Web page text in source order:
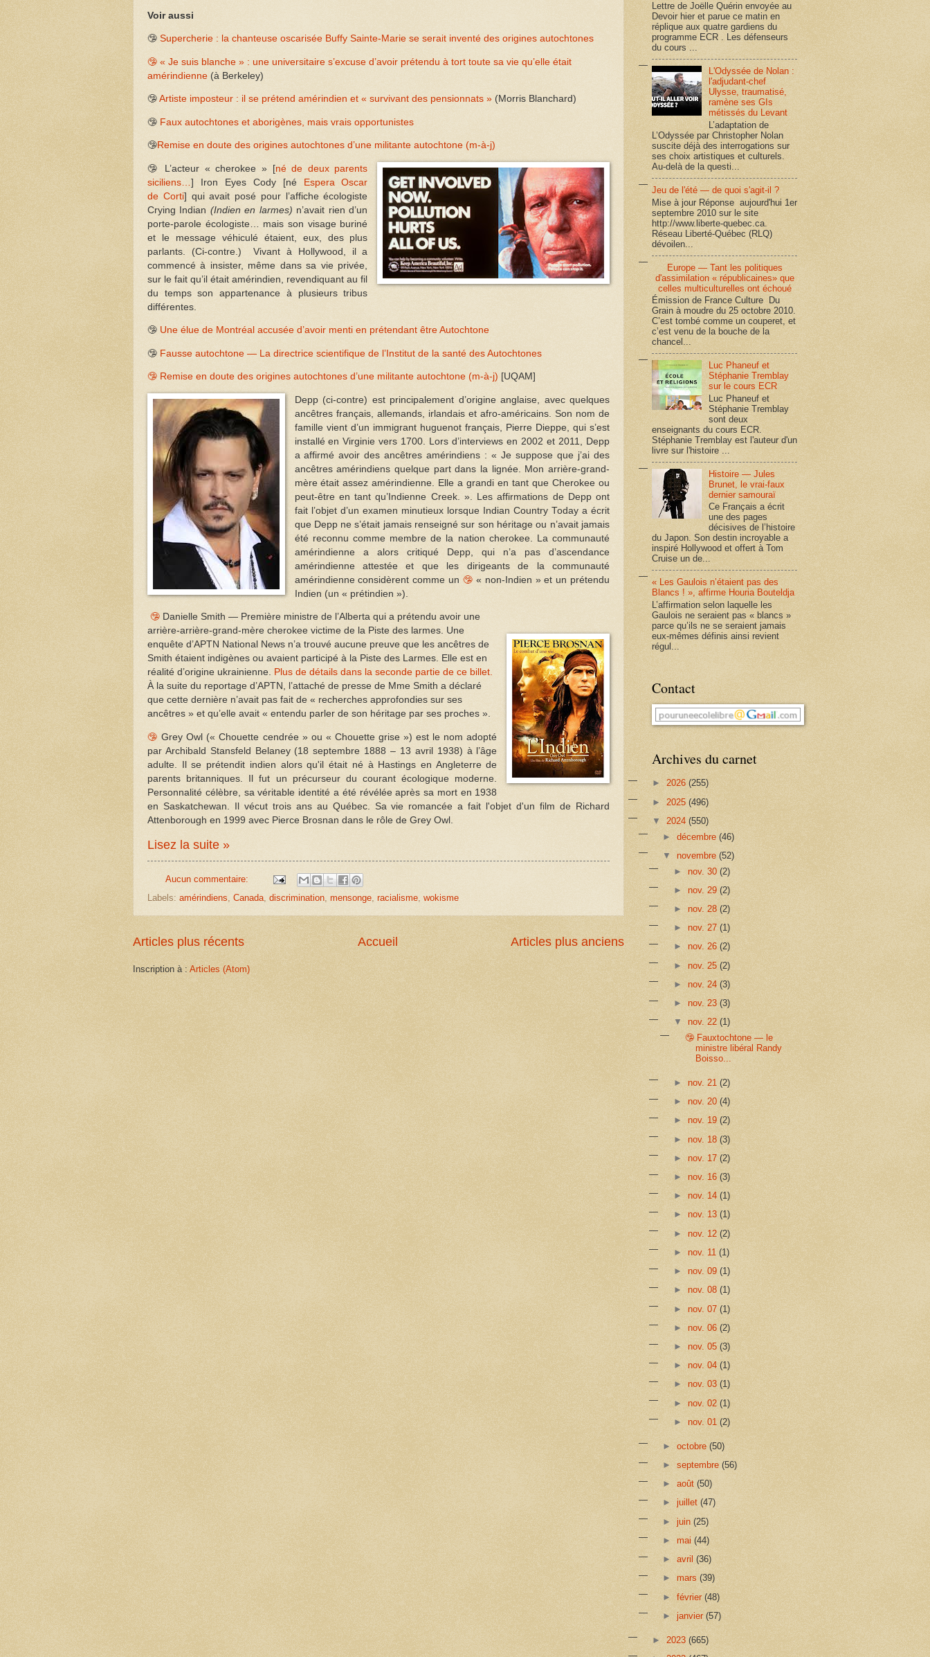
Voir aussi
🤥 Supercherie : la chanteuse oscarisée Buffy Sainte-Marie se serait inventé des origines autochtones
🤥 « Je suis blanche » : une universitaire s’excuse d’avoir prétendu à tort toute sa vie qu’elle était
amérindienne (à Berkeley)
🤥 Artiste imposteur : il se prétend amérindien et « survivant des pensionnats » (Morris Blanchard)
🤥 Faux autochtones et aborigènes, mais vrais opportunistes
🤥Remise en doute des origines autochtones d’une militante autochtone (m-à-j)
🤥 L’acteur « cherokee » [né de deux parents
siciliens… ] Iron Eyes Cody [né Espera Oscar
de Corti] qui avait posé pour l’affiche écologiste
Crying Indian (Indien en larmes) n’avait rien d’un
porte-parole écologiste… mais son visage buriné
et le message véhiculé étaient, eux, des plus
parlants. (Ci-contre.) Vivant à Hollywood, il a
commencé à insister, même dans sa vie privée,
sur le fait qu’il était amérindien, revendiquant au fil
du temps son appartenance à plusieurs tribus
différentes.
🤥 Une élue de Montréal accusée d’avoir menti en prétendant être Autochtone
🤥 Fausse autochtone — La directrice scientifique de l’Institut de la santé des Autochtones
🤥 Remise en doute des origines autochtones d’une militante autochtone (m-à-j) [UQAM]
Depp (ci-contre) est principalement d’origine anglaise, avec quelques
ancêtres français, allemands, irlandais et afro-américains. Son nom de
famille vient d’un immigrant huguenot français, Pierre Dieppe, qui s’est
installé en Virginie vers 1700. Lors d’interviews en 2002 et 2011, Depp
a affirmé avoir des ancêtres amérindiens : « Je suppose que j’ai des
ancêtres amérindiens quelque part dans la lignée. Mon arrière-grand-
mère était assez amérindienne. Elle a grandi en tant que Cherokee ou
peut-être en tant qu’Indienne Creek. ». Les affirmations de Depp ont
fait l’objet d’un examen minutieux lorsque Indian Country Today a écrit
que Depp ne s’était jamais renseigné sur son héritage ou n’avait jamais
été reconnu comme membre de la nation cherokee. La communauté
amérindienne a alors critiqué Depp, qui n’a pas d’ascendance
amérindienne attestée et que les dirigeants de la communauté
amérindienne considèrent comme un 🤥 « non-Indien » et un prétendu
Indien (un « prétindien »).
🤥 Danielle Smith — Première ministre de l’Alberta qui a prétendu avoir une
arrière-arrière-grand-mère cherokee victime de la Piste des larmes. Une
enquête d’APTN National News n’a trouvé aucune preuve que les ancêtres de
Smith étaient indigènes ou avaient participé à la Piste des Larmes. Elle est en
réalité d’origine ukrainienne. Plus de détails dans la seconde partie de ce billet.
À la suite du reportage d’APTN, l’attaché de presse de Mme Smith a déclaré
que cette dernière n’avait pas fait de « recherches approfondies sur ses
ancêtres » et qu’elle avait « entendu parler de son héritage par ses proches ».
🤥 Grey Owl (« Chouette cendrée » ou « Chouette grise ») est le nom adopté
par Archibald Stansfeld Belaney (18 septembre 1888 – 13 avril 1938) à l’âge
adulte. Il se prétendit indien alors qu'il était né à Hastings en Angleterre de
parents britanniques. Il fut un précurseur du courant écologique moderne.
Personnalité célèbre, sa véritable identité a été révélée après sa mort en 1938
en Saskatchewan. Il vécut trois ans au Québec. Sa vie romancée a fait l'objet d'un film de Richard
Attenborough en 1999 avec Pierce Brosnan dans le rôle de Grey Owl.
Lisez la suite »
Aucun commentaire:
Labels: amérindiens Canada discrimination mensonge racialisme wokisme
Articles plus récents Articles plus anciens
Accueil
Inscription à : Articles (Atom)
Lettre de Joëlle Quérin envoyée au
Devoir hier et parue ce matin en
réplique aux quatre gardiens du
programme ECR . Les défenseurs
du cours ...
L'Odyssée de Nolan :
l'adjudant-chef
Ulysse, traumatisé,
ramène ses GIs
métissés du Levant
L’adaptation de
L’Odyssée par Christopher Nolan
suscite déjà des interrogations sur
ses choix artistiques et culturels.
Au-delà de la questi...
Jeu de l'été — de quoi s'agit-il ?
Mise à jour Réponse aujourd'hui 1er
septembre 2010 sur le site
http://www.liberte-quebec.ca.
Réseau Liberté-Québec (RLQ)
dévoilen...
Europe — Tant les politiques
d'assimilation « républicaines» que
celles multiculturelles ont échoué
Émission de France Culture Du
Grain à moudre du 25 octobre 2010.
C’est tombé comme un couperet, et
c’est venu de la bouche de la
chancel...
Luc Phaneuf et
Stéphanie Tremblay
sur le cours ECR
Luc Phaneuf et
Stéphanie Tremblay
sont deux
enseignants du cours ECR.
Stéphanie Tremblay est l'auteur d'un
livre sur l'histoire ...
Histoire — Jules
Brunet, le vrai-faux
dernier samouraï
Ce Français a écrit
une des pages
décisives de l’histoire
du Japon. Son destin incroyable a
inspiré Hollywood et offert à Tom
Cruise un de...
« Les Gaulois n’étaient pas des
Blancs ! », affirme Houria Bouteldja
L’affirmation selon laquelle les
Gaulois ne seraient pas « blancs »
parce qu’ils ne se seraient jamais
eux-mêmes définis ainsi revient
régul...
Contact
Archives du carnet
► 2026 (255)
► 2025 (496)
▼ 2024 (550)
►décembre(46)
▼ novembre(52)
► nov. 30 (2)
► nov. 29 (2)
► nov. 28 (2)
► nov. 27 (1)
► nov. 26 (2)
► nov. 25 (2)
► nov. 24 (3)
► nov. 23 (3)
▼ nov. 22 (1)
🤥 Fauxtochtone — le
ministre libéral Randy
Boisso...
► nov. 21 (2)
► nov. 20 (4)
► nov. 19 (2)
► nov. 18 (3)
► nov. 17 (2)
► nov. 16 (3)
► nov. 14 (1)
► nov. 13 (1)
► nov. 12 (2)
► nov. 11 (1)
► nov. 09 (1)
► nov. 08 (1)
► nov. 07 (1)
► nov. 06 (2)
► nov. 05 (3)
► nov. 04 (1)
► nov. 03 (1)
► nov. 02 (1)
► nov. 01 (2)
►octobre(50)
►septembre(56)
►août(50)
►juillet(47)
►juin(25)
► mai(44)
►avril(36)
► mars(39)
►février(48)
►janvier(57)
► 2023 (665)